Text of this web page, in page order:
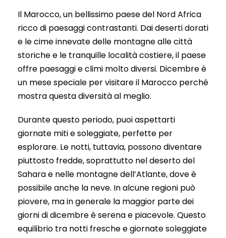
Il Marocco, un bellissimo paese del Nord Africa
ricco di paesaggi contrastanti. Dai deserti dorati
e le cime innevate delle montagne alle città
storiche e le tranquille località costiere, il paese
offre paesaggi e climi molto diversi. Dicembre è
un mese speciale per visitare il Marocco perché
mostra questa diversità al meglio.
Durante questo periodo, puoi aspettarti
giornate miti e soleggiate, perfette per
esplorare. Le notti, tuttavia, possono diventare
piuttosto fredde, soprattutto nel deserto del
Sahara e nelle montagne dell’Atlante, dove è
possibile anche la neve. In alcune regioni può
piovere, ma in generale la maggior parte dei
giorni di dicembre è serena e piacevole. Questo
equilibrio tra notti fresche e giornate soleggiate